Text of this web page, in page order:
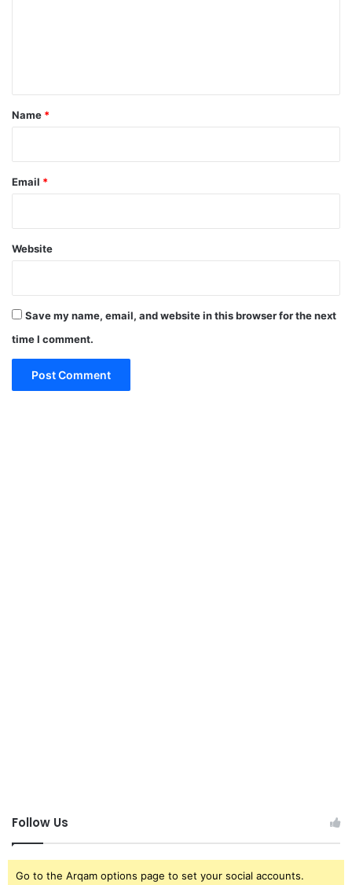
*
Name *
Email *
Website
Save my name, email, and website in this browser for the next
time I comment.
Follow Us
Go to the Arqam options page to set your social accounts.